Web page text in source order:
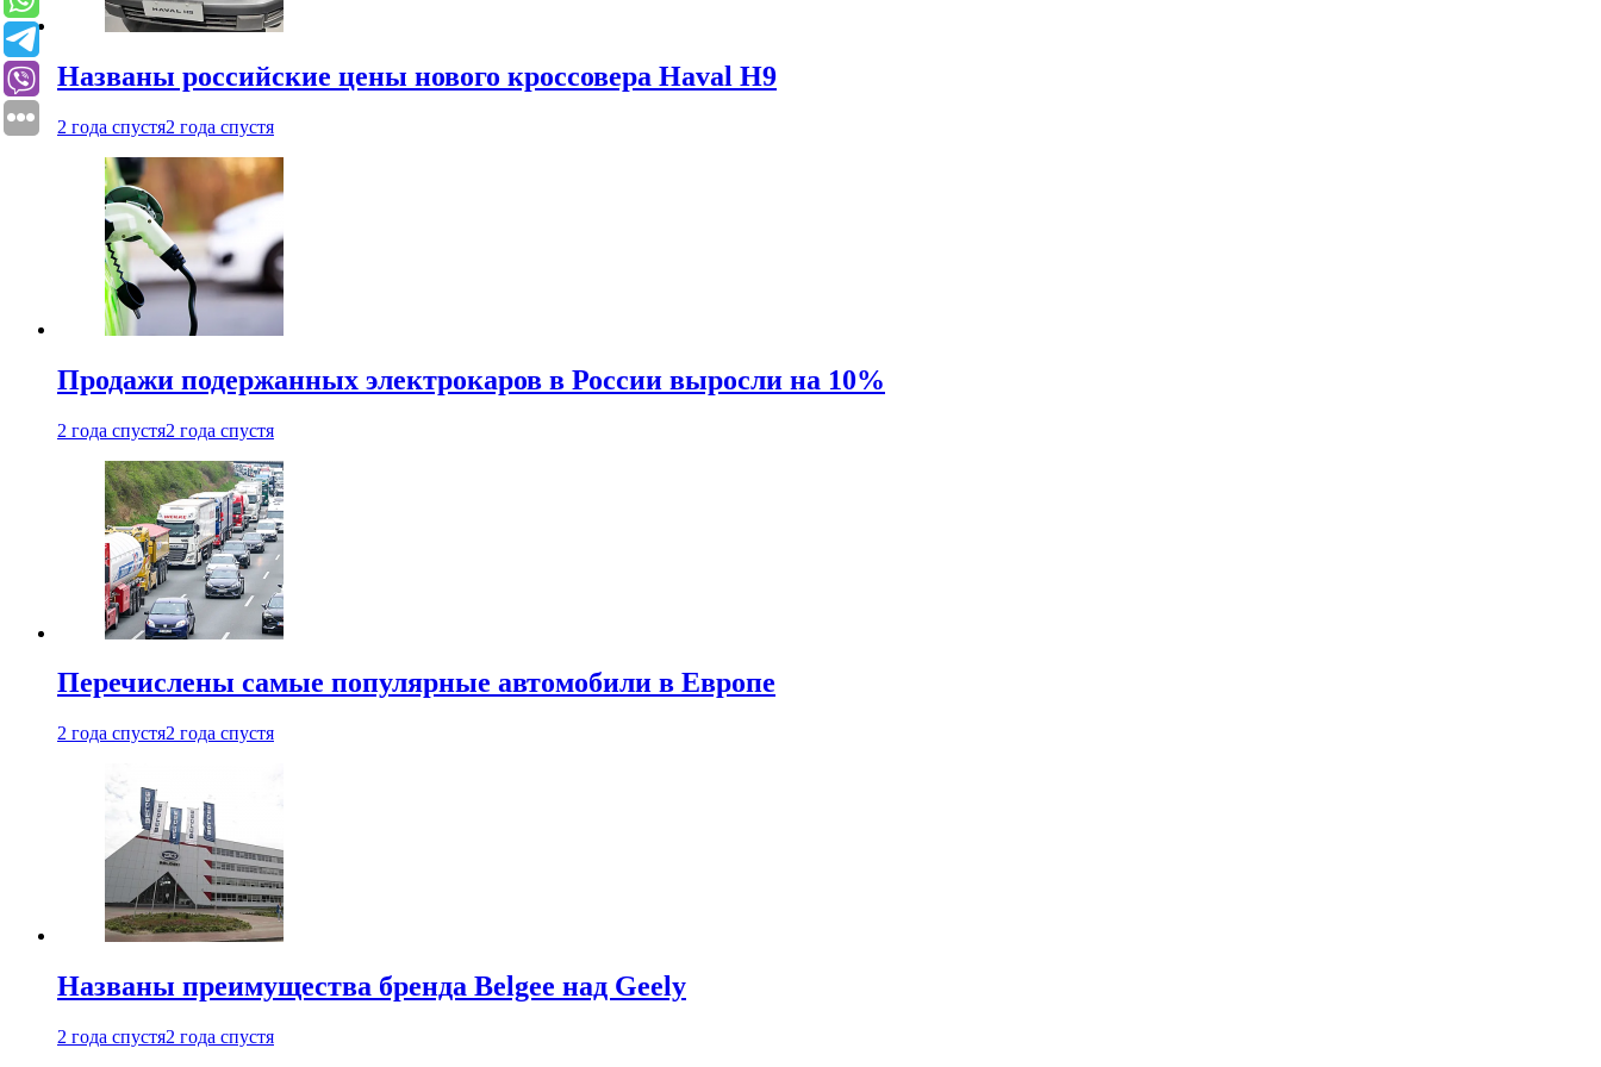
Названы российские цены нового кроссовера Haval H9
2 года спустя2 года спустя
Продажи подержанных электрокаров в России выросли на 10%
2 года спустя2 года спустя
Перечислены самые популярные автомобили в Европе
2 года спустя2 года спустя
Названы преимущества бренда Belgee над Geely
2 года спустя2 года спустя